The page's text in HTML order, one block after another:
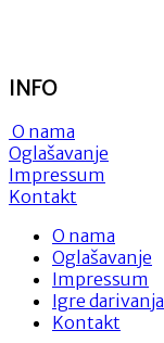
INFO
O nama
Oglašavanje
Impressum
Kontakt
O nama
Oglašavanje
Impressum
Igre darivanja
Kontakt